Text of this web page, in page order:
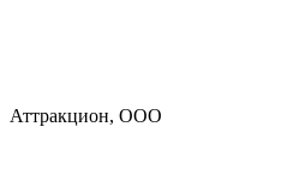
Аттракцион, ООО